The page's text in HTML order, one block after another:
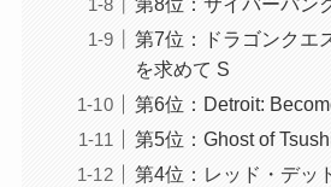
第7位：ドラゴンクエ
を求めて S
第6位：Detroit:
第5位：Ghost of
第4位：レッド・デッ